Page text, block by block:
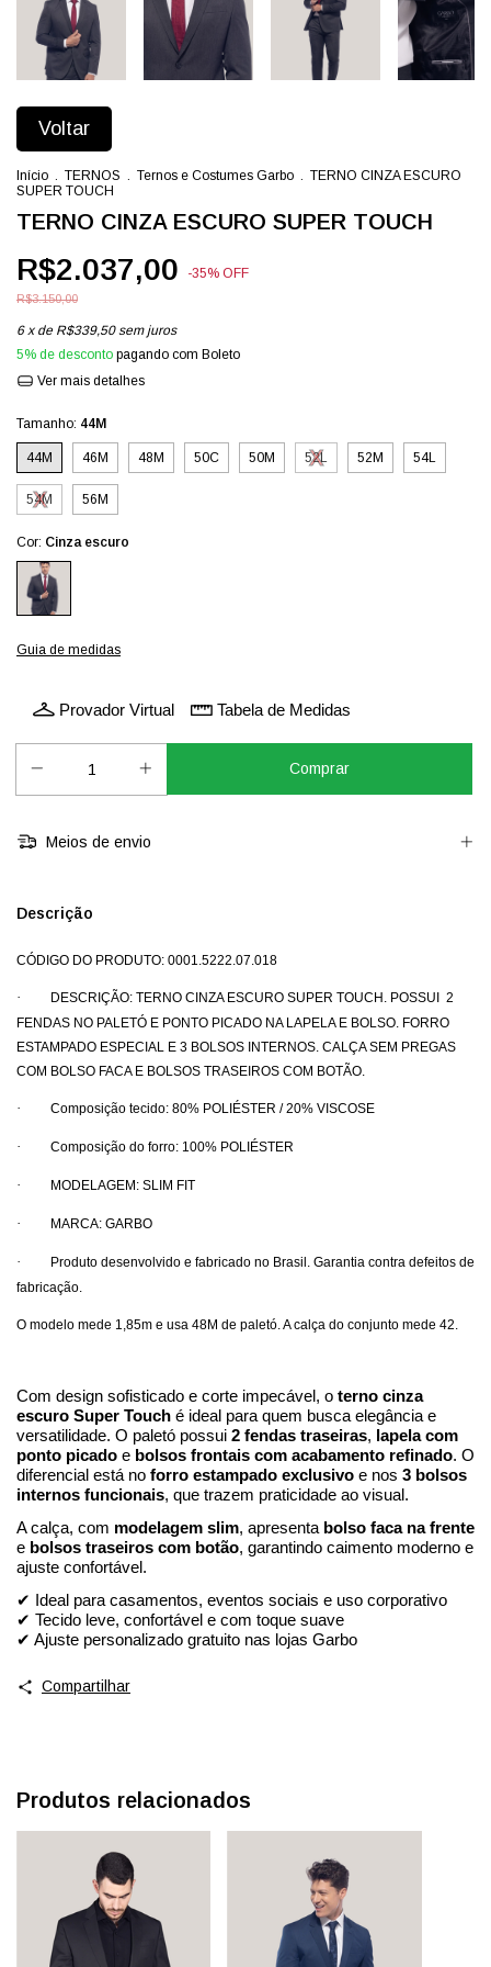
Voltar
Início . TERNOS . Ternos e Costumes Garbo . TERNO CINZA ESCURO
SUPER TOUCH
TERNO CINZA ESCURO SUPER TOUCH
R$2.037,00 -35% OFF
R$3.150,00
6 x de R$339,50 sem juros
5% de desconto pagando com Boleto
Ver mais detalhes
Tamanho: 44M
44M 46M 48M 50C 50M 52L 52M 54L
54M 56M
Cor: Cinza escuro
Guia de medidas
Provador Virtual Tabela de Medidas
Meios de envio
Descrição
CÓDIGO DO PRODUTO: 0001.5222.07.018
·
DESCRIÇÃO: TERNO CINZA ESCURO SUPER TOUCH. POSSUI 2
FENDAS NO PALETÓ E PONTO PICADO NA LAPELA E BOLSO. FORRO
ESTAMPADO ESPECIAL E 3 BOLSOS INTERNOS. CALÇA SEM PREGAS
COM BOLSO FACA E BOLSOS TRASEIROS COM BOTÃO.
· Composição tecido: 80% POLIÉSTER / 20% VISCOSE
· Composição do forro: 100% POLIÉSTER
· MODELAGEM: SLIM FIT
· MARCA: GARBO
·
Produto desenvolvido e fabricado no Brasil. Garantia contra defeitos de
fabricação.
O modelo mede 1,85m e usa 48M de paletó. A calça do conjunto mede 42.
Com design sofisticado e corte impecável, o terno cinza
escuro Super Touch é ideal para quem busca elegância e
versatilidade. O paletó possui 2 fendas traseiras, lapela com
ponto picado e bolsos frontais com acabamento refinado. O
diferencial está no forro estampado exclusivo e nos 3 bolsos
internos funcionais, que trazem praticidade ao visual.
A calça, com modelagem slim, apresenta bolso faca na frente
e bolsos traseiros com botão, garantindo caimento moderno e
ajuste confortável.
✔
Ideal para casamentos, eventos sociais e uso corporativo
✔ Tecido leve, confortável e com toque suave
✔ Ajuste personalizado gratuito nas lojas Garbo
Compartilhar
Produtos relacionados